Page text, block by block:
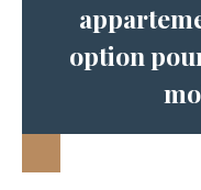
option